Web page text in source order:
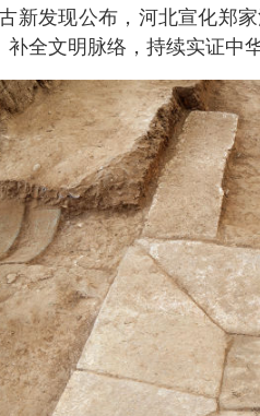
新发现公布，河北宣化郑
全文明脉络，持续实证中